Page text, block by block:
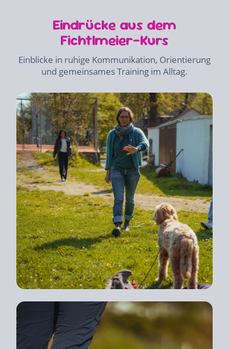
Eindrücke aus dem
Fichtlmeier-Kurs
Einblicke in ruhige Kommunikation, Orientierung
und gemeinsames Training im Alltag.